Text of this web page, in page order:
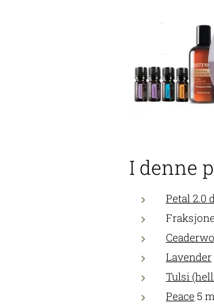
I denne
Petal 2.0
Lavender
Tulsi
Peace5